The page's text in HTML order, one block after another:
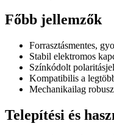
Főbb jellemzők
Forrasztásmentes,
Stabil elektromos
Színkódolt
Kompatibilis a
Mechanikailag
Telepítési és